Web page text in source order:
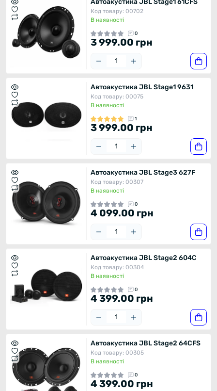
Код товару: 00702
В наявності
0
3 999.00 грн
Автоакустика JBL Stage1 9631
Код товару: 00075
В наявності
1
3 999.00 грн
Автоакустика JBL Stage3 627F
Код товару: 00307
В наявності
0
4 099.00 грн
Автоакустика JBL Stage2 604C
Код товару: 00304
В наявності
0
4 399.00 грн
Автоакустика JBL Stage2 64CFS
Код товару: 00305
В наявності
0
4 399.00 грн